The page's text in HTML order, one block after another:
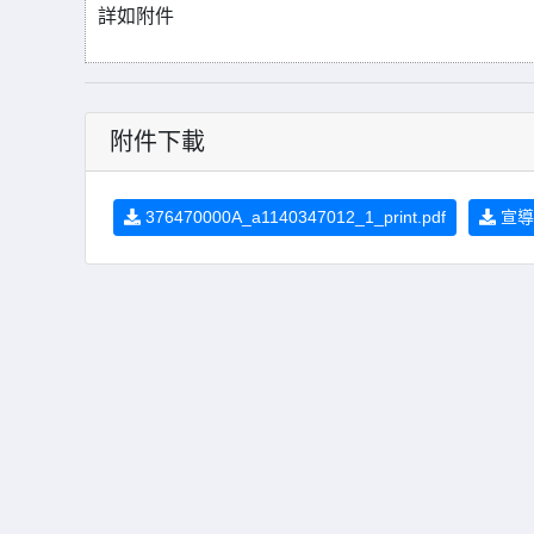
詳如附件
附件下載
376470000A_a1140347012_1_print.pdf 宣